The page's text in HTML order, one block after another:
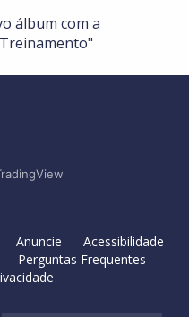
álbum com a
Anuncie
Acessibilidade
Perguntas Frequentes